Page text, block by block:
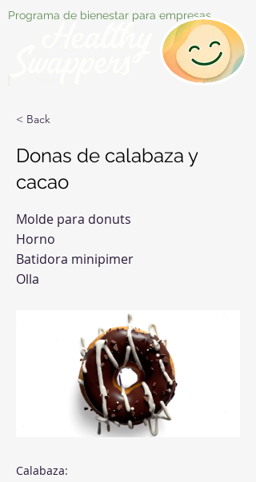
Programa de bienestar para empresas
< Back
Donas de calabaza y
cacao
Molde para donuts
Horno
Batidora minipimer
Olla
Calabaza: